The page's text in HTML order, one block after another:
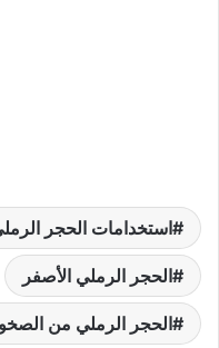
استخدامات الحجر
الحجر الرملي الأصفر
الحجر الرملي من